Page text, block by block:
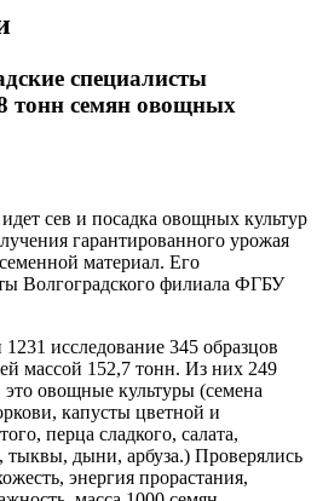
специалисты
тонн семян овощных
сев и посадка овощных культур
гарантированного урожая
материал. Его
Волгоградского филиала ФГБУ
исследование 345 образцов
массой 152,7 тонн. Из них 249
овощные культуры (семена
капусты цветной и
перца сладкого, салата,
тыквы, дыни, арбуза.) Проверялись
энергия прорастания,